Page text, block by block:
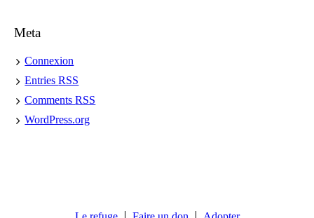
Meta
Connexion
EntriesRSS
CommentsRSS
WordPress.org